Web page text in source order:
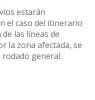
estarán
el caso del itinerario
las líneas de
la zona afectada, se
general.